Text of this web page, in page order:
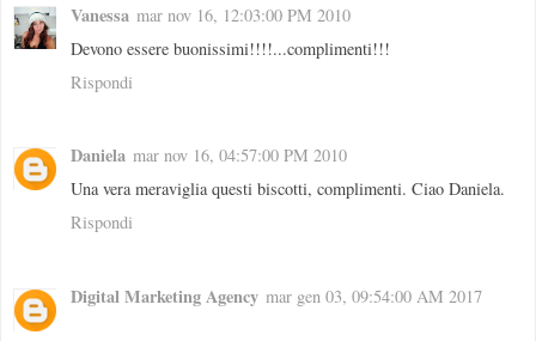
Vanessa mar nov 16, 12:03:00 PM 2010
Devono essere buonissimi!!!!...complimenti!!!
Rispondi
Daniela mar nov 16, 04:57:00 PM 2010
Una vera meraviglia questi biscotti, complimenti. Ciao Daniela.
Rispondi
Digital Marketing Agency mar gen 03, 09:54:00 AM 2017